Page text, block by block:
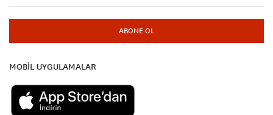
ABONE OL
MOBİL UYGULAMALAR